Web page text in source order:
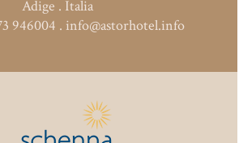
Adige . Italia
946004 . info@astorhotel.info